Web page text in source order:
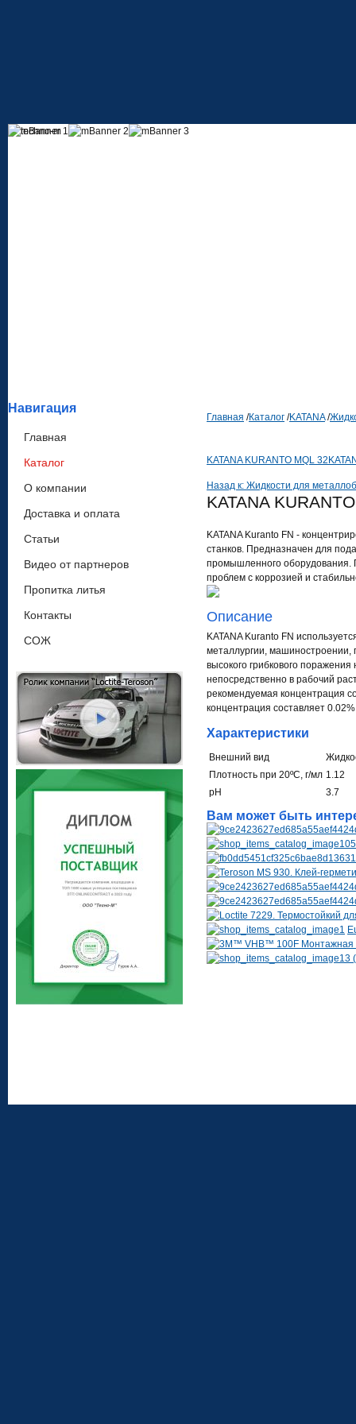
Навигация
Главная
Каталог
О компании
Доставка и оплата
Статьи
Видео от партнеров
Пропитка литья
Контакты
СОЖ
Главная /Каталог /KATANA /
KATANA KURANTO MQL 32
Назад к: Жидкости для
KATANA
KATANA Kuranto FN -
станков. Предназначен для
промышленного оборудования.
проблем с коррозией и
Описание
KATANA Kuranto FN
металлургии, машиностроении,
высокого грибкового
непосредственно в рабочий
рекомендуемая концентрация
концентрация составляет
Характеристики
Внешний вид
Плотность при 20ºC, г/мл 1.12
pH
3.7
Вам может быть